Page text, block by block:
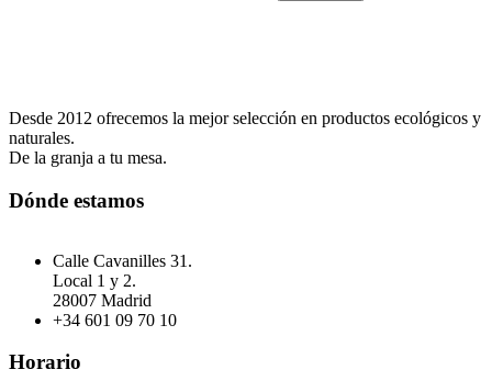
Desde 2012 ofrecemos la mejor selección en productos ecológicos y
naturales.
De la granja a tu mesa.
Dónde estamos
Calle Cavanilles 31.
Local 1 y 2.
28007 Madrid
+34 601 09 70 10
Horario